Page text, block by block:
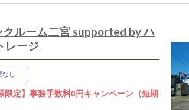
ルーム二宮 supported by ハ
レージ
なし
限定】事務手数料0円キャンペーン（短期